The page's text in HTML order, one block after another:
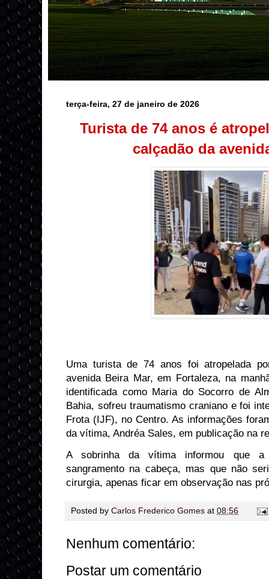
terça-feira, 27 de janeiro de 2026
Turista de 74 anos é
calçadão da
Uma turista de 74 anos foi atropelada
avenida Beira Mar, em Fortaleza, na
identificada como Maria do Socorro de
Bahia, sofreu traumatismo craniano e foi
Frota (IJF), no Centro. As informações
da vítima, Andréa Sales, em publicação na
A sobrinha da vítima informou que a
sangramento na cabeça, mas que não
cirurgia, apenas ficar em observação nas
Posted by Carlos Frederico Gomes at 08:56
Nenhum comentário:
Postar um comentário